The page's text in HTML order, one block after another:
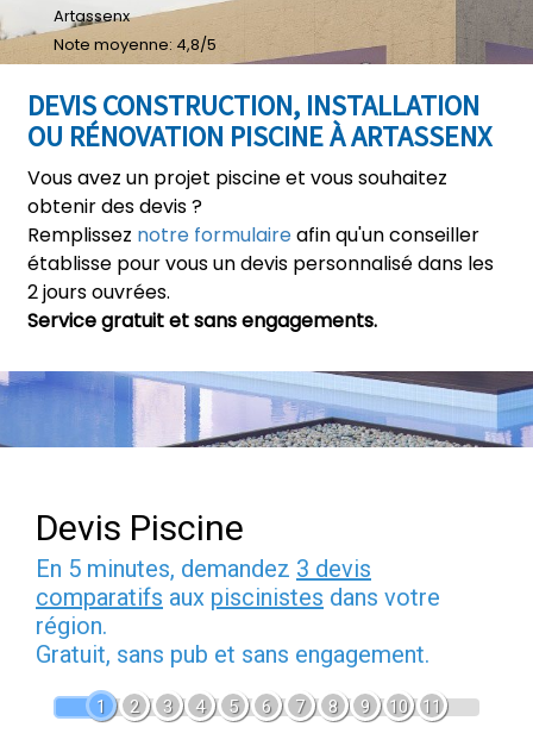
DEVIS CONSTRUCTION, INSTALLATION
OU RÉNOVATION PISCINE À ARTASSENX
Vous avez un projet piscine et vous souhaitez
obtenir des devis ?
Remplissez notre formulaireafin qu'un conseiller
établisse pour vous un devis personnalisé dans les
2 jours ouvrées.
Service gratuit et sans engagements.
Artassenx
Note moyenne: 4,8/5
Devis Piscine
En 5 minutes, demandez 3 devis
comparatifs aux piscinistes dans votre
région.
Gratuit, sans pub et sans engagement.
1 2 3 4 5 6 7 8 9 10 11